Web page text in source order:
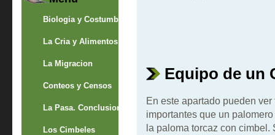
Biologia y Costumbres
La Cria y Alimentos
La Migracion
Conteos y Censos
La Pasa. Conclusion
Los Cimbeles
Equipo de un
En este apartado pueden
importantes que un
la paloma torcaz con